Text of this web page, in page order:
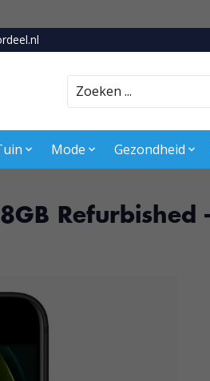
Zoeken
Mode Gezondheid